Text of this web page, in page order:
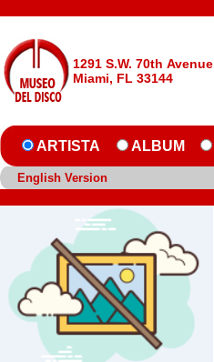
1291 S.W. 70th Avenue
Miami, FL 33144
ARTISTA ALBUM
English Version